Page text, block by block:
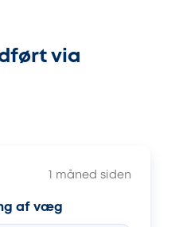
via
1 måned siden
af væg